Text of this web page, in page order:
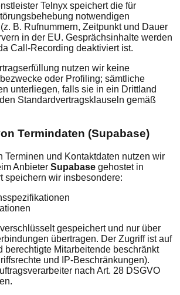
Telnyx speichert die für
notwendigen
B. Rufnummern, Zeitpunkt und Dauer
in der EU. Gesprächsinhalte werden
Call-Recording deaktiviert ist.
nutzen wir keine
oder Profiling; sämtliche
unterliegen, falls sie in ein Drittland
Standardvertragsklauseln gemäß
Termindaten (Supabase)
Terminen und Kontaktdaten nutzen wir
Anbieter Supabase gehostet in
speichern wir insbesondere:
gespeichert und nur über
übertragen. Der Zugriff ist auf
berechtigte Mitarbeitende beschränkt
und IP-Beschränkungen).
nach Art. 28 DSGVO